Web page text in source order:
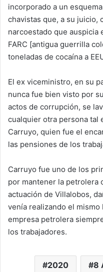
incorporado a un
chavistas que, a su juicio,
narcoestado que auspicia
FARC [antigua guerrilla
toneladas de cocaína a
El ex viceministro, en su
nunca fue bien visto por
actos de corrupción, se
cualquier otra persona tal
Carruyo, quien fue el
las pensiones de los
Carruyo fue uno de los
por mantener la petrolera
actuación de Villalobos,
venía realizando el
empresa petrolera
los trabajadores.
2020 8